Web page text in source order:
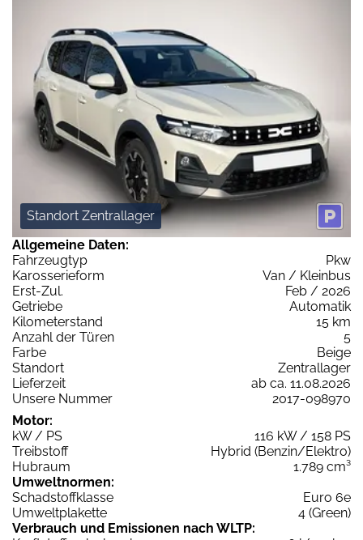
Standort Zentrallager
Allgemeine Daten:
Fahrzeugtyp
Pkw
Karosserieform
Van / Kleinbus
Erst-Zul.
Feb / 2026
Getriebe
Automatik
Kilometerstand
15 km
Anzahl der Türen
5
Farbe
Beige
Standort
Zentrallager
Lieferzeit
ab ca. 11.08.2026
Unsere Nummer
2017-098970
Motor:
kW / PS
116 kW / 158 PS
Treibstoff
Hybrid (Benzin/Elektro)
Hubraum
1.789 cm³
Umweltnormen:
Schadstoffklasse
Euro 6e
Umweltplakette
4 (Green)
Verbrauch und Emissionen nach WLTP: